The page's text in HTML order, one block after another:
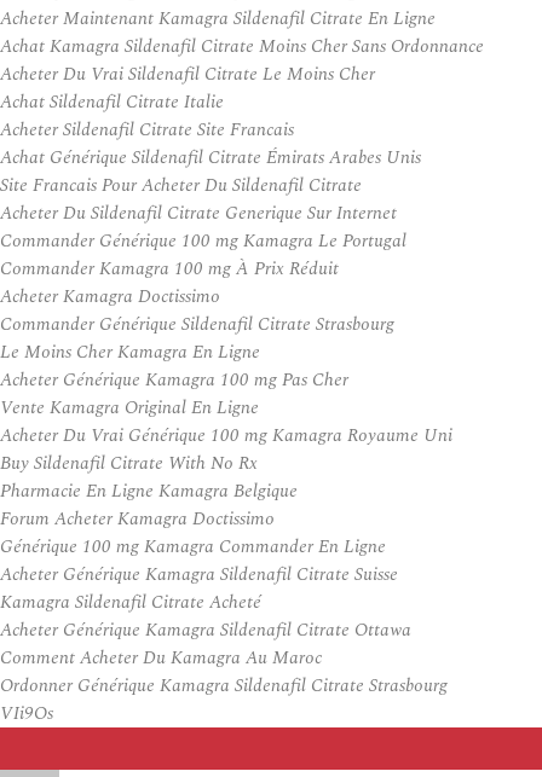
Acheter Maintenant Kamagra Sildenafil Citrate En Ligne
Achat Kamagra Sildenafil Citrate Moins Cher Sans Ordonnance
Acheter Du Vrai Sildenafil Citrate Le Moins Cher
Achat Sildenafil Citrate Italie
Acheter Sildenafil Citrate Site Francais
Achat Générique Sildenafil Citrate Émirats Arabes Unis
Site Francais Pour Acheter Du Sildenafil Citrate
Acheter Du Sildenafil Citrate Generique Sur Internet
Commander Générique 100 mg Kamagra Le Portugal
Commander Kamagra 100 mg À Prix Réduit
Acheter Kamagra Doctissimo
Commander Générique Sildenafil Citrate Strasbourg
Le Moins Cher Kamagra En Ligne
Acheter Générique Kamagra 100 mg Pas Cher
Vente Kamagra Original En Ligne
Acheter Du Vrai Générique 100 mg Kamagra Royaume Uni
Buy Sildenafil Citrate With No Rx
Pharmacie En Ligne Kamagra Belgique
Forum Acheter Kamagra Doctissimo
Générique 100 mg Kamagra Commander En Ligne
Acheter Générique Kamagra Sildenafil Citrate Suisse
Kamagra Sildenafil Citrate Acheté
Acheter Générique Kamagra Sildenafil Citrate Ottawa
Comment Acheter Du Kamagra Au Maroc
Ordonner Générique Kamagra Sildenafil Citrate Strasbourg
VIi9Os